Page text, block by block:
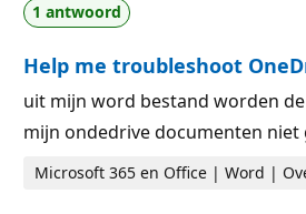
1 antwoord
Help me troubleshoot
uit mijn word bestand worden
mijn ondedrive documenten niet
Microsoft 365 en Office | Word |